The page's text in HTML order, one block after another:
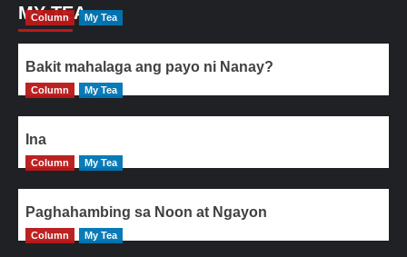
MY TEA
Column My Tea
Bakit mahalaga ang payo ni Nanay?
Column My Tea
Ina
Column My Tea
Paghahambing sa Noon at Ngayon
Column My Tea